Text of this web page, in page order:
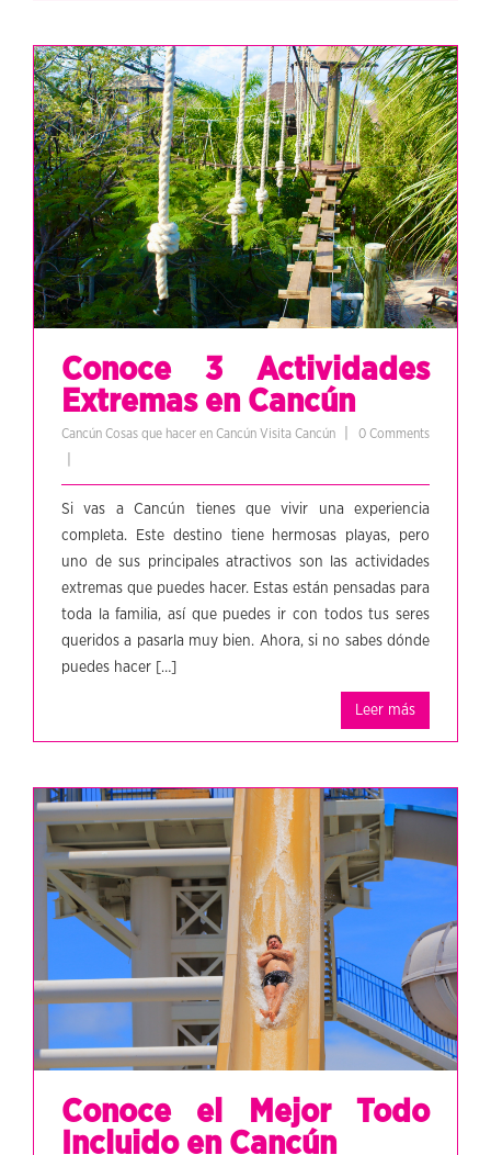
Conoce 3 Actividades
Extremas en Cancún
Cancún Cosas que hacer en Cancún Visita Cancún 0 Comments
Si vas a Cancún tienes que vivir una experiencia
completa. Este destino tiene hermosas playas, pero
uno de sus principales atractivos son las actividades
extremas que puedes hacer. Estas están pensadas para
toda la familia, así que puedes ir con todos tus seres
queridos a pasarla muy bien. Ahora, si no sabes dónde
puedes hacer […]
Leer más
Conoce el Mejor Todo
Incluido en Cancún